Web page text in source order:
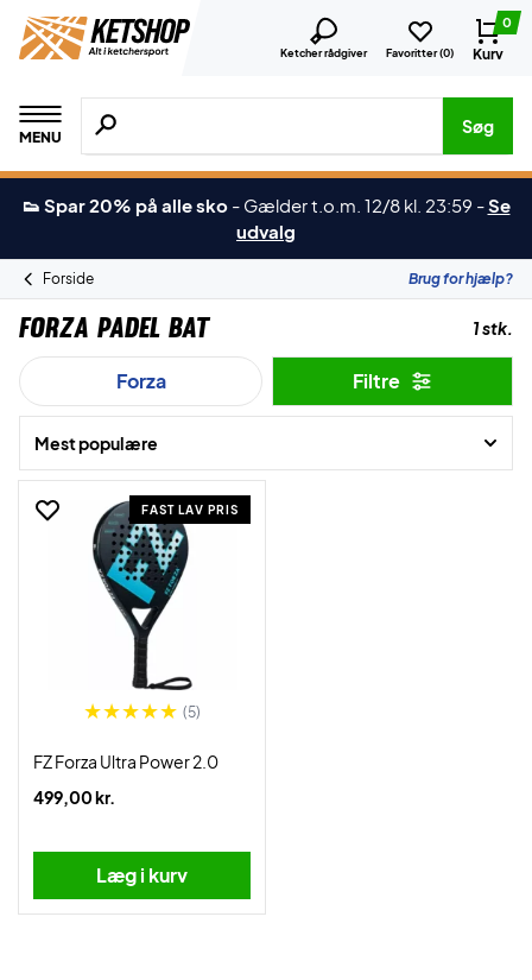
Ketcher rådgiver Favoritter (0)
0
Kurv
MENU
Søg efter produkter, mærker etc.
Søg
👟 Spar 20% på alle sko - Gælder t.o.m. 12/8 kl. 23:59 -Se
udvalg
Forside Brug for hjælp?
Forza Padel Bat 1 stk.
Forza Filtre
Mest populære
FAST LAV PRIS
(5)
FZ Forza Ultra Power 2.0
499,00 kr.
Læg i kurv